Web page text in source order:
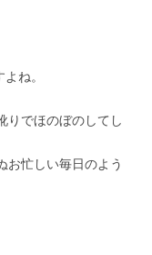
ね。
りでほのぼのしてし
お忙しい毎日のよう